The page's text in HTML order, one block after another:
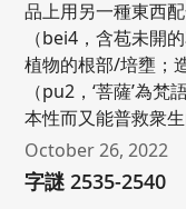
品上用另一種東西
（bei4，含苞未開
植物的根部/培壅；
（pu2，‘菩薩’為
本性而又能普救衆
October 26, 2022
字謎 2535-2540